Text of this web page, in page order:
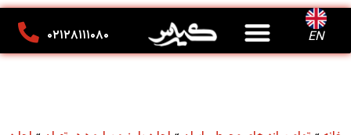
EN ۰۲۱۲۸۱۱۱۰۸۰